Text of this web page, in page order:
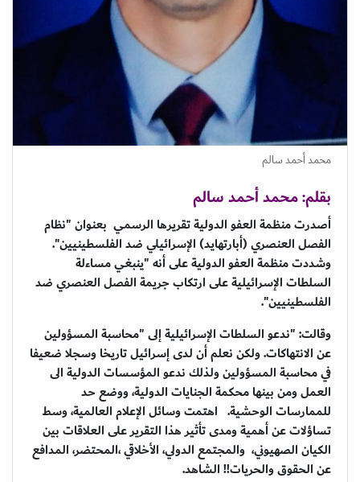
محمد أحمد سالم
بقلم: محمد أحمد سالم
أصدرت منظمة العفو الدولية تقريرها الرسمي بعنوان "نظام
الفصل العنصري (أبارتهايد) الإسرائيلي ضد الفلسطينيين".
وشددت منظمة العفو الدولية على أنه "ينبغي مساءلة
السلطات الإسرائيلية على ارتكاب جريمة الفصل العنصري ضد
الفلسطينيين".
وقالت: "ندعو السلطات الإسرائيلية إلى "محاسبة المسؤولين
عن الانتهاكات. ولكن نعلم أن لدى إسرائيل تاريخا وسجلا ضعيفا
في محاسبة المسؤولين ولذلك ندعو المؤسسات الدولية الى
العمل ومن بينها محكمة الجنايات الدولية، ووضع حد
للممارسات الوحشية. اهتمت وسائل الإعلام العالمية، وسط
تساؤلات عن أهمية ومدى تأثير هذا التقرير على العلاقات بين
الكيان الصهيوني، والمجتمع الدولي، الأخلاقي ،المحتضر، المدافع
عن الحقوق والحريات!! الشاهد.